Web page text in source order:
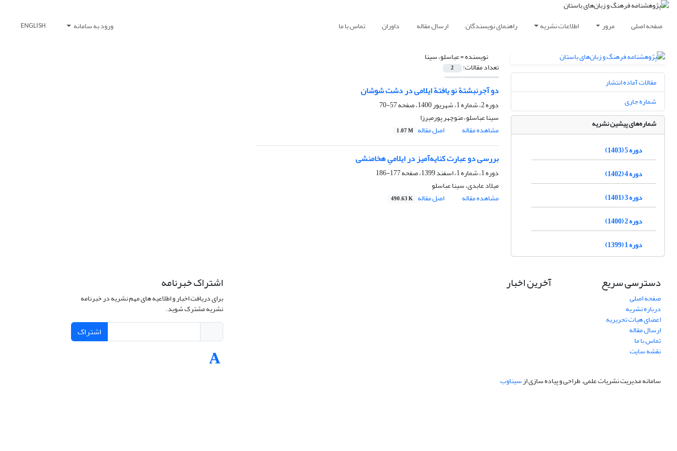
صفحه اصلی مرور اطلاعات نشریه راهنمای نویسندگان ارسال مقاله داوران تماس با ما ورود به سامانه ENGLISH
نویسنده =عباسلو، سینا
تعداد مقالات: 2
دو آجرنبشتة نو یافتة ایلامی در دشت شوشان
دوره 2، شماره 1، شهریور 1400، صفحه
57-70
سینا عباسلو، منوچهر پورمیرزا
مشاهده مقاله
اصل مقاله 1.07 M
بررسی دو عبارت کنایه‌آمیز در ایلامیِ هخامنشی
دوره 1، شماره 1، اسفند 1399، صفحه
177-186
میلاد عابدی، سینا عباسلو
مشاهده مقاله
اصل مقاله 490.63 K
مقالات آماده انتشار
شماره جاری
شماره‌های پیشین نشریه
دوره 5 (1403)
دوره 4 (1402)
دوره 3 (1401)
دوره 2 (1400)
دوره 1 (1399)
دسترسی سریع
صفحه اصلی
درباره نشریه
اعضای هیات تحریریه
ارسال مقاله
تماس با ما
نقشه سایت
آخرین اخبار اشتراک خبرنامه
برای دریافت اخبار و اطلاعیه های مهم نشریه در خبرنامه
نشریه مشترک شوید.
اشتراک
سامانه مدیریت نشریات علمی.طراحی و پیاده سازی ازسیناوب